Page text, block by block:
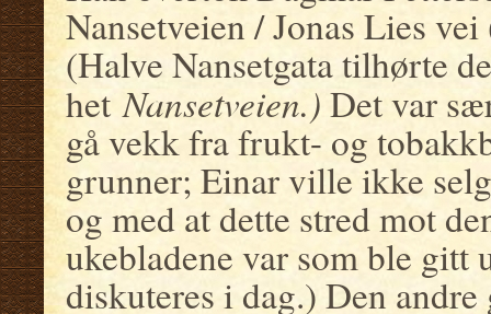
Nansetveien / Jonas Lies
(Halve Nansetgata tilhørte
hetNansetveien.) Det var
gå vekk fra frukt- og
grunner; Einar ville ikke
og med at dette stred mot
ukebladene var som ble gitt
diskuteres i dag.) Den